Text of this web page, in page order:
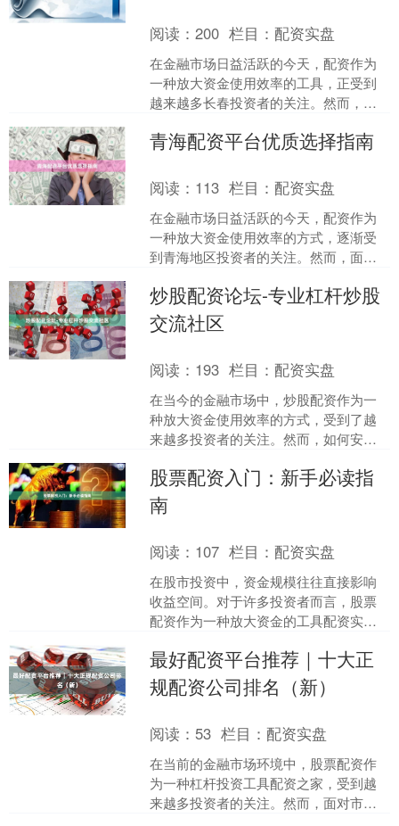
阅读：200 栏目：配资实盘
在金融市场日益活跃的今天，配资作为
一种放大资金使用效率的工具，正受到
越来越多长春投资者的关注。然而，面
筛选出**正规安全**的....
青海配资平台优质选择指南
阅读： 113 栏目：配资实盘
在金融市场日益活跃的今天，配资作为
一种放大资金使用效率的方式，逐渐受
到青海地区投资者的关注。然而，面对
全、合规、服务优质的平台，....
炒股配资论坛-专业杠杆炒股
交流社区
阅读： 193 栏目：配资实盘
在当今的金融市场中，炒股配资作为一
种放大资金使用效率的方式，受到了越
来越多投资者的关注。然而，如何安
见的风险陷阱，成为许多股民....
股票配资入门：新手必读指
南
阅读： 107 栏目：配资实盘
在股市投资中，资金规模往往直接影响
收益空间。对于许多投资者而言，股票
配资作为一种放大资金的工具配资实
介绍股票配资的基本概念、运....
最好配资平台推荐｜十大正
规配资公司排名（新）
阅读： 53 栏目：配资实盘
在当前的金融市场环境中，股票配资作
为一种杠杆投资工具配资之家，受到越
来越多投资者的关注。然而，面对市场